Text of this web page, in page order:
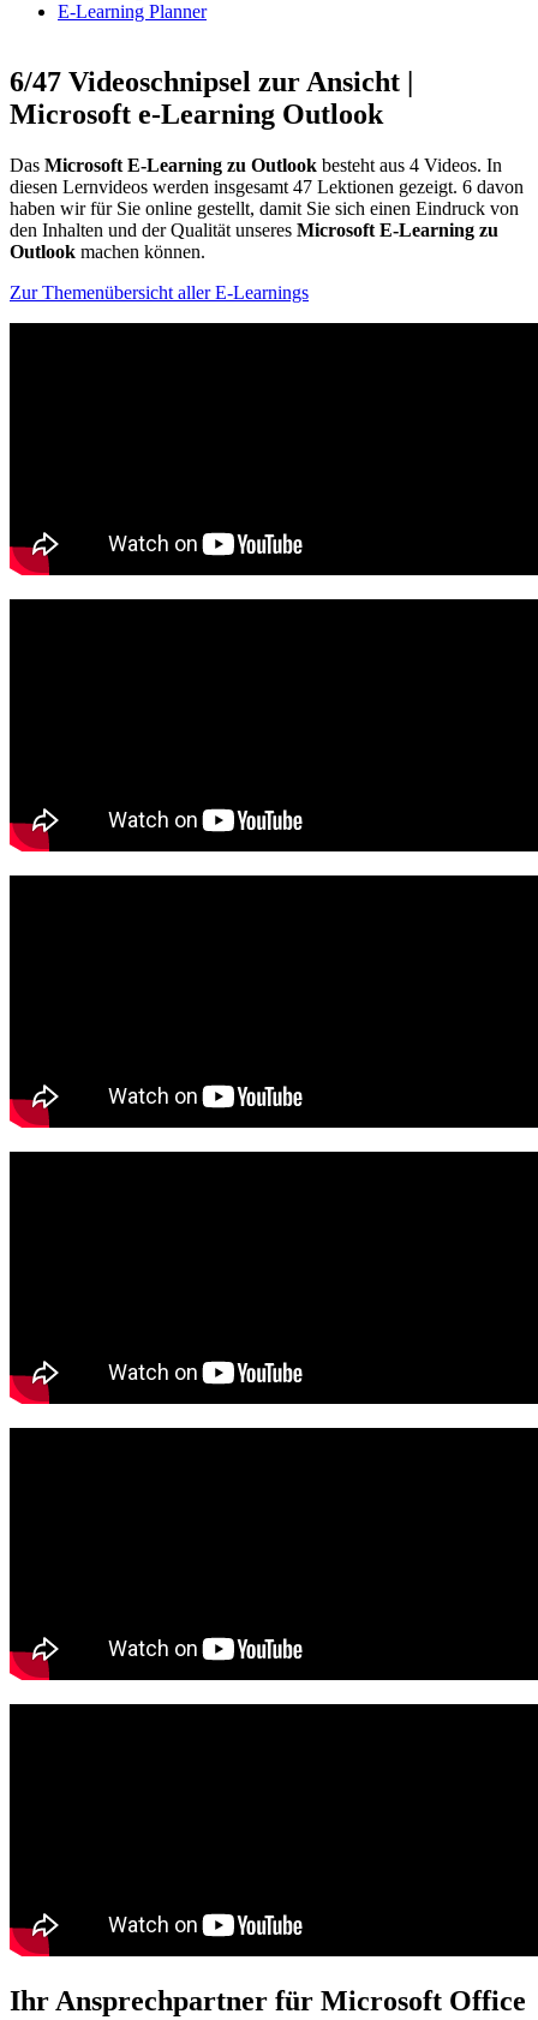
E-Learning Planner
6/47 Videoschnipsel zur Ansicht |
Microsoft e-Learning Outlook
Das Microsoft E-Learning zu Outlook besteht aus 4 Videos. In
diesen Lernvideos werden insgesamt 47 Lektionen gezeigt. 6 davon
haben wir für Sie online gestellt, damit Sie sich einen Eindruck von
den Inhalten und der Qualität unseres Microsoft E-Learning zu
Outlook machen können.
Zur Themenübersicht aller E-Learnings
Ihr Ansprechpartner für Microsoft Office